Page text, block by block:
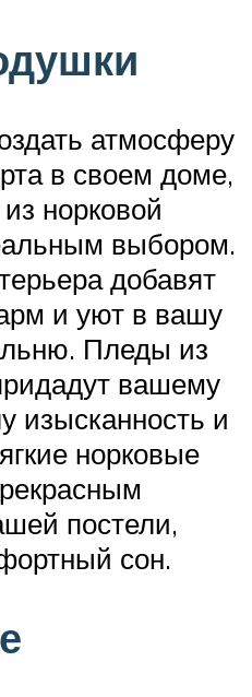
атмосферу
в своем доме,
норковой
выбором.
добавят
и уют в вашу
Пледы из
вашему
изысканность и
норковые
постели,
сон.